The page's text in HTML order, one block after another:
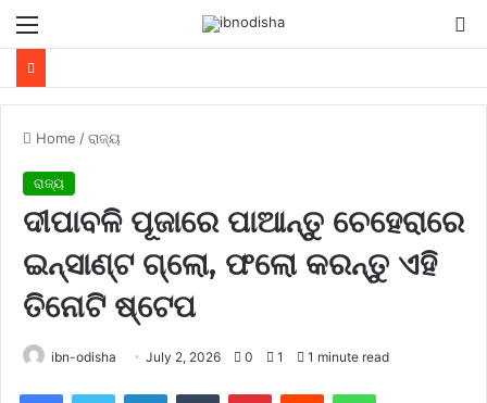
Menu
Home /ରାଜ୍ୟ
ରାଜ୍ୟ
ଦୀପାବଳି ପୂଜାରେ ପାଆନ୍ତୁ ଚେହେରାରେ
ଇନ୍ସାଣ୍ଟ ଗ୍ଲୋ, ଫଲୋ କରନ୍ତୁ ଏହି
ତିନୋଟି ଷ୍ଟେପ
ibn-odisha July 2, 2026 0 1 1 minute read
FacebookTwitter LinkedInTumblr PinterestReddit WhatsApp